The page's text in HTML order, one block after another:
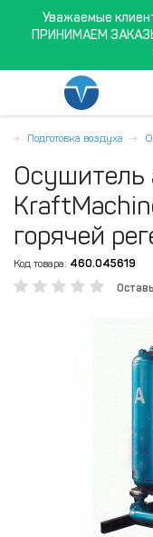
Уважаемые
ПРИНИМАЕМ
Подготовка воздуха
Осушитель
горячей
Код товара: 460.045619